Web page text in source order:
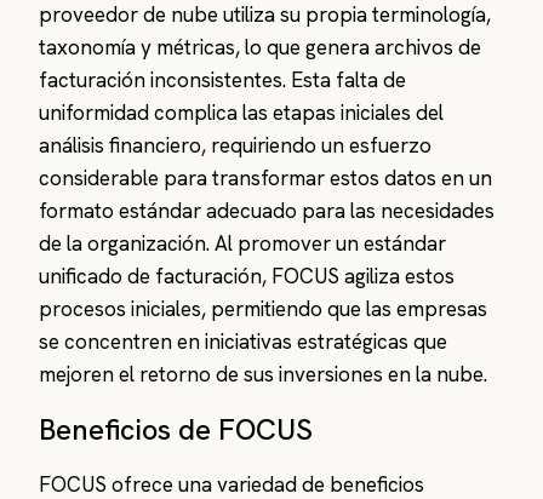
proveedor de nube utiliza su propia terminología,
taxonomía y métricas, lo que genera archivos de
facturación inconsistentes. Esta falta de
uniformidad complica las etapas iniciales del
análisis financiero, requiriendo un esfuerzo
considerable para transformar estos datos en un
formato estándar adecuado para las necesidades
de la organización. Al promover un estándar
unificado de facturación, FOCUS agiliza estos
procesos iniciales, permitiendo que las empresas
se concentren en iniciativas estratégicas que
mejoren el retorno de sus inversiones en la nube.
Beneficios de FOCUS
FOCUS ofrece una variedad de beneficios